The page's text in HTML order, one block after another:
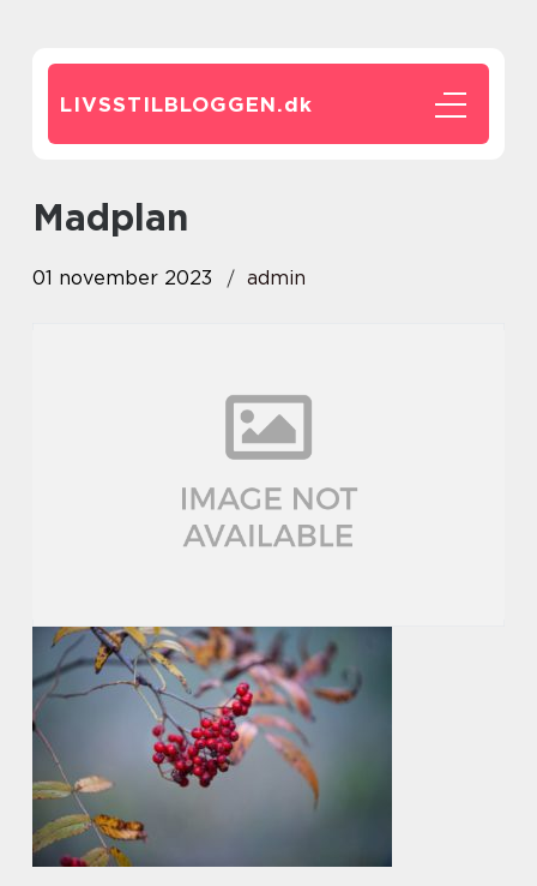
LIVSSTILBLOGGEN.dk
madplan
01 november 2023 admin